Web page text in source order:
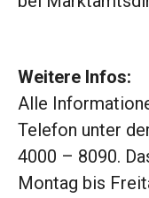
Weitere Infos:
Alle
Telefon unter
4000 – 8090.
Montag bis